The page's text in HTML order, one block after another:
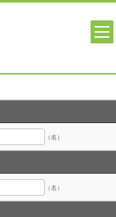
（名）
（名）